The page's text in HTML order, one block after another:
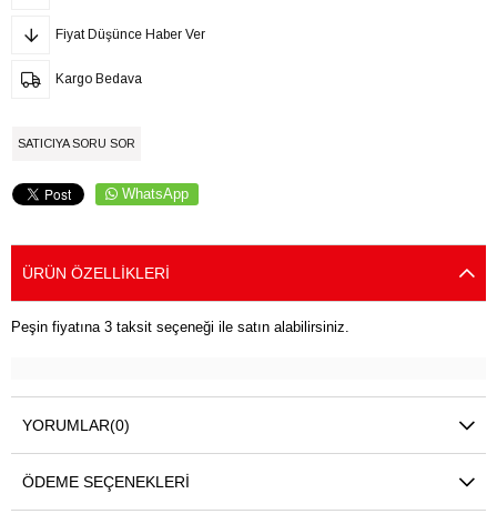
Fiyat Düşünce Haber Ver
Kargo Bedava
SATICIYA SORU SOR
WhatsApp
ÜRÜN ÖZELLIKLERI
Peşin fiyatına 3 taksit seçeneği ile satın alabilirsiniz.
YORUMLAR(0)
ÖDEME SEÇENEKLERI